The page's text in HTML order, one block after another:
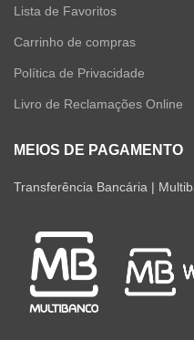
Lista de Favoritos
Carrinho de compras
Política de Privacidade
Livro de Reclamações Online
MEIOS DE PAGAMENTO
Transferência Bancária |